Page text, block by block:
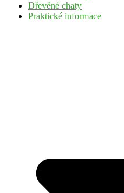
Dřevěné chaty
Praktické informace